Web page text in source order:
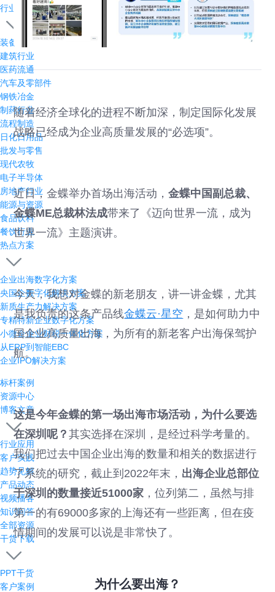
行业方案
装备制造
建筑行业
医药流通
汽车及零部件
钢铁冶金
制药行业
流程制造
日化日用品
批发与零售
现代农牧
电子半导体
房地产行业
能源与资源
食品饮料
餐饮行业
热点方案
企业出海数字化方案
央国企数字化解决方案
新质生产力解决方案
专精特新企业数字化方案
小微企业业财税一体化方案
从ERP到智能EBC
企业IPO解决方案
标杆案例
资源中心
博客文章
行业应用
客户实践
趋势见解
产品动态
视频播客
知识问答
全部资源
干货下载
PPT干货
客户案例
随着经济全球化的进程不断加深，制定国际化发展
战略已经成为企业高质量发展的“必选项”。
近日，金蝶举办首场出海活动，金蝶中国副总裁、
金蝶ME总裁林法成带来了《迈向世界一流，成为
世界一流》主题演讲。
今天，我想对金蝶的新老朋友，讲一讲金蝶，尤其
是我负责的这条产品线金蝶云·星空 ，是如何助力中
国企业高质量出海，为所有的新老客户出海保驾护
航。
这是今年金蝶的第一场出海市场活动，为什么要选
在深圳呢？其实选择在深圳，是经过科学考量的。
我们把过去中国企业出海的数量和相关的数据进行
了系统的研究，截止到2022年末， 出海企业总部位
于深圳的数量接近51000家 ，位列第二，虽然与排
第一的有69000多家的上海还有一些距离，但在疫
情期间的发展可以说是非常快了。
为什么要出海？